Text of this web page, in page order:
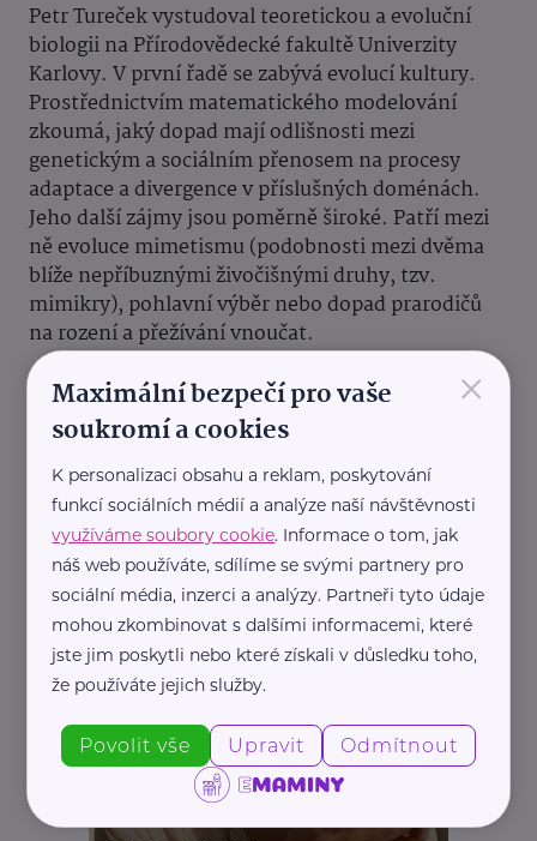
Petr Tureček vystudoval teoretickou a evoluční
biologii na Přírodovědecké fakultě Univerzity
Karlovy. V první řadě se zabývá evolucí kultury.
Prostřednictvím matematického modelování
zkoumá, jaký dopad mají odlišnosti mezi
genetickým a sociálním přenosem na procesy
adaptace a divergence v příslušných doménách.
Jeho další zájmy jsou poměrně široké. Patří mezi
ně evoluce mimetismu (podobnosti mezi dvěma
blíže nepříbuznými živočišnými druhy, tzv.
mimikry), pohlavní výběr nebo dopad prarodičů
na rození a přežívání vnoučat.
Náhradní rodič, pěstoun, hostitel Závislosti
×
Maximální bezpečí pro vaše
soukromí a cookies
K personalizaci obsahu a reklam, poskytování
funkcí sociálních médií a analýze naší návštěvnosti
využíváme soubory cookie. Informace o tom, jak
náš web používáte, sdílíme se svými partnery pro
sociální média, inzerci a analýzy. Partneři tyto údaje
mohou zkombinovat s dalšími informacemi, které
jste jim poskytli nebo které získali v důsledku toho,
že používáte jejich služby.
Povolit vše Upravit Odmítnout